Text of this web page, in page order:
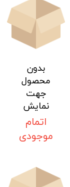
بدون
محصول
جهت
نمایش
اتمام
موجودی